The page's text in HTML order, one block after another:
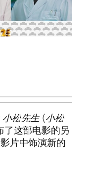
小松先生 (小松
这部电影的另
片中饰演新的